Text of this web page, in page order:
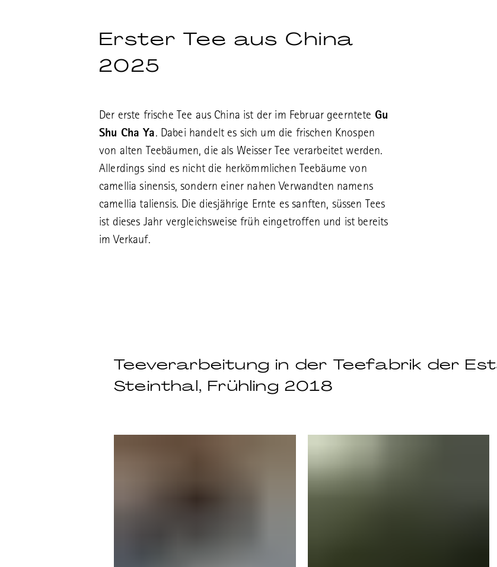
Erster Tee aus China
2025
Der erste frische Tee aus China ist der im Februar geerntete Gu
Shu Cha Ya. Dabei handelt es sich um die frischen Knospen
von alten Teebäumen, die als Weisser Tee verarbeitet werden.
Allerdings sind es nicht die herkömmlichen Teebäume von
camellia sinensis, sondern einer nahen Verwandten namens
camellia taliensis. Die diesjährige Ernte es sanften, süssen Tees
ist dieses Jahr vergleichsweise früh eingetroffen und ist bereits
im Verkauf.
Teeverarbeitung in der Teefabrik der
Steinthal, Frühling 2018